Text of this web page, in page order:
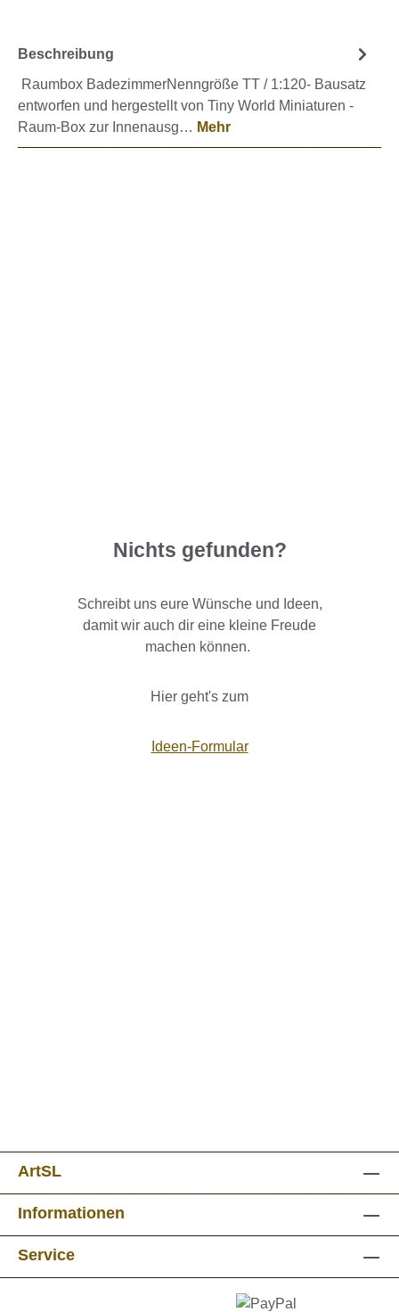
Beschreibung
Raumbox BadezimmerNenngröße TT / 1:120- Bausatz
entworfen und hergestellt von Tiny World Miniaturen -
Raum-Box zur Innenausg… Mehr
Nichts gefunden?
Schreibt uns eure Wünsche und Ideen,
damit wir auch dir eine kleine Freude
machen können.
Hier geht's zum
Ideen-Formular
ArtSL
Informationen
Service